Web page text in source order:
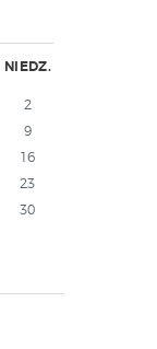
NIEDZ.
2
9
16
23
30